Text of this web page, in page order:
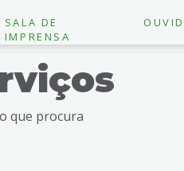
SALA DE
IMPRENSA
que procura